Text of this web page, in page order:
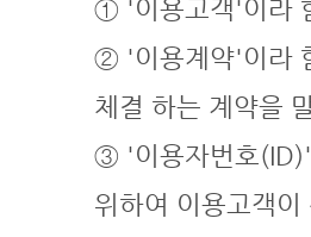
① '이용고객'이라
② '이용계약'이라
체결 하는 계약을
③ '이용자번호(ID)'
위하여 이용고객